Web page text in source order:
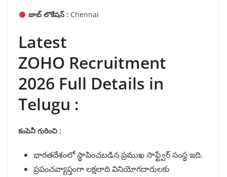
జాబ్ లొకేషన్ : Chennai
Latest
ZOHO Recruitment
2026 Full Details in
Telugu :
కంపెనీ గురించి :
భారతదేశంలో స్థాపించబడిన ప్రముఖ సాఫ్ట్వేర్ సంస్థ ఇది.
ప్రపంచవ్యాప్తంగా లక్షలాది వినియోగదారులకు